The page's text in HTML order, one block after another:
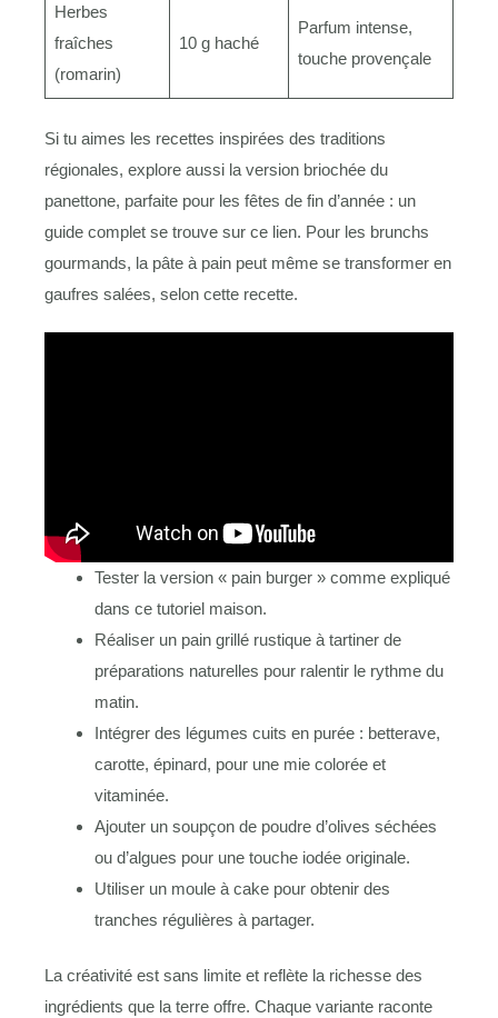
Herbes
fraîches
(romarin)
10 g haché
Parfum intense,
touche provençale
Si tu aimes les recettes inspirées des traditions
régionales, explore aussi la version briochée du
panettone, parfaite pour les fêtes de fin d’année : un
guide complet se trouve sur ce lien. Pour les brunchs
gourmands, la pâte à pain peut même se transformer en
gaufres salées, selon cette recette.
Tester la version « pain burger » comme expliqué
dans ce tutoriel maison.
Réaliser un pain grillé rustique à tartiner de
préparations naturelles pour ralentir le rythme du
matin.
Intégrer des légumes cuits en purée : betterave,
carotte, épinard, pour une mie colorée et
vitaminée.
Ajouter un soupçon de poudre d’olives séchées
ou d’algues pour une touche iodée originale.
Utiliser un moule à cake pour obtenir des
tranches régulières à partager.
La créativité est sans limite et reflète la richesse des
ingrédients que la terre offre. Chaque variante raconte